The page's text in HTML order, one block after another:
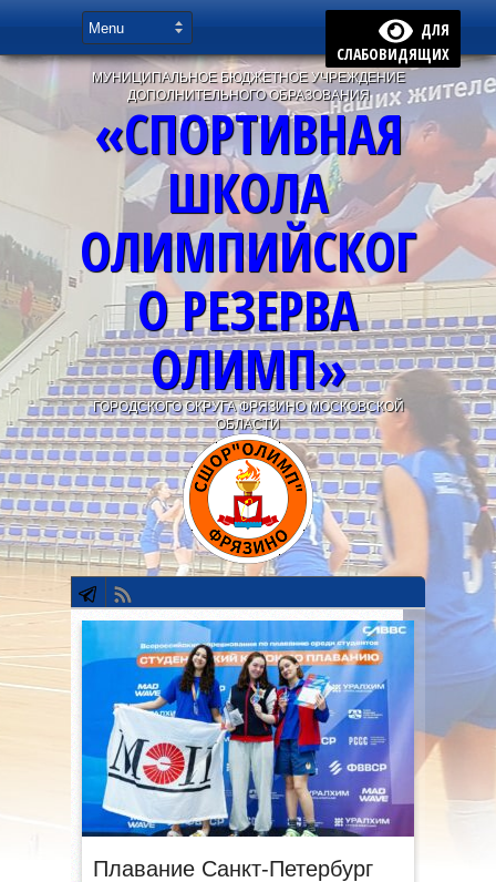
ДЛЯ
СЛАБОВИДЯЩИХ
МУНИЦИПАЛЬНОЕ БЮДЖЕТНОЕ УЧРЕЖДЕНИЕ
ДОПОЛНИТЕЛЬНОГО ОБРАЗОВАНИЯ
«СПОРТИВНАЯ
ШКОЛА
ОЛИМПИЙСКОГ
О РЕЗЕРВА
ОЛИМП»
ГОРОДСКОГО ОКРУГА ФРЯЗИНО МОСКОВСКОЙ
ОБЛАСТИ
Плавание Санкт-Петербург